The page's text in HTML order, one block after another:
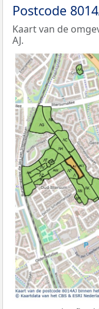
Postcode
Kaart van de
AJ.